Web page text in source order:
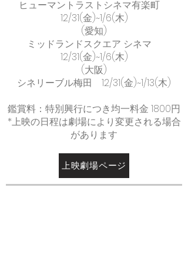
ヒューマントラストシネマ有楽町
12/31(金)~1/6(木)
(愛知)
ミッドランドスクエア シネマ
12/31(金)~1/6(木)
(大阪)
シネリーブル梅田 12/31(金)~1/13(木)
鑑賞料：特別興行につき均一料金 1800円
*上映の日程は劇場により変更される場合
があります
上映劇場ページ